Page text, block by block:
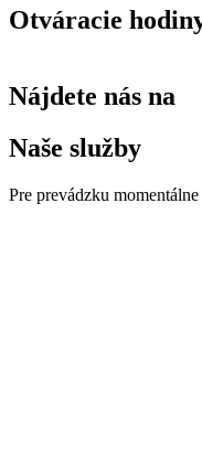
Otváracie
Nájdete nás na
Naše služby
Pre prevádzku